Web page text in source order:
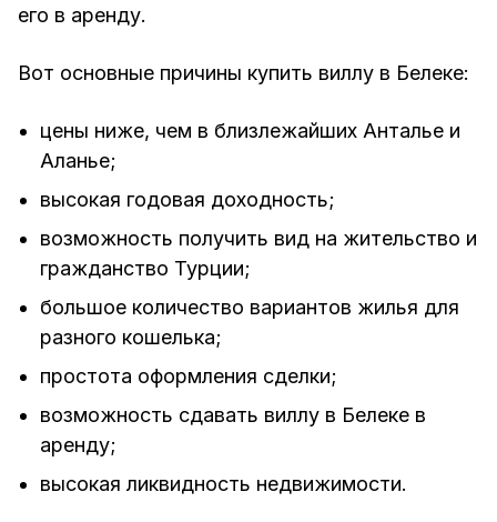
его в аренду.
Вот основные причины купить виллу в Белеке:
цены ниже, чем в близлежайших Анталье и
Аланье;
высокая годовая доходность;
возможность получить вид на жительство и
гражданство Турции;
большое количество вариантов жилья для
разного кошелька;
простота оформления сделки;
возможность сдавать виллу в Белеке в
аренду;
высокая ликвидность недвижимости.